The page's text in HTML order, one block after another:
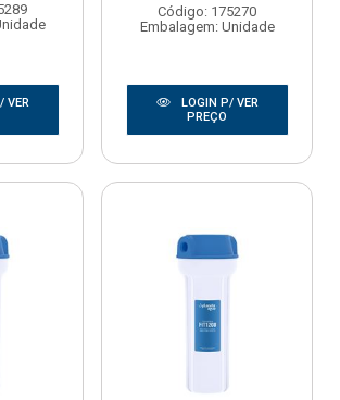
VER
Código: 175270
Embalagem: Unidade
LOGIN P/ VER
PREÇO